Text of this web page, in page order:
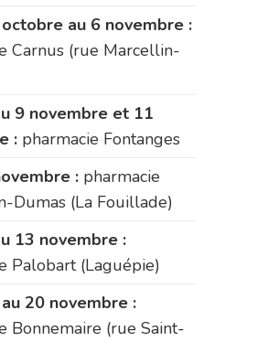
au 6 novembre :
Carnus (rue Marcellin-
9 novembre et 11
: pharmacie Fontanges
: pharmacie
Dumas (La Fouillade)
13 novembre :
Palobart (Laguépie)
20 novembre :
Bonnemaire (rue Saint-